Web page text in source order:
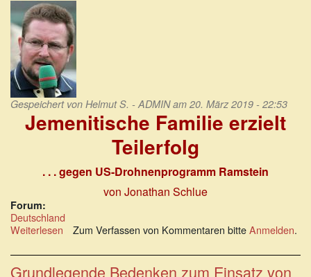
Gespeichert von Helmut S. - ADMINam 20. März 2019 - 22:53
Jemenitische Familie erzielt
Teilerfolg
. . . gegen US-Drohnenprogramm Ramstein
von Jonathan Schlue
Forum:
Deutschland
Weiterlesen über
Familie
erzielt
Zum Verfassen von Kommentaren bitteAnmelden.
Grundlegende Bedenken zum Einsatz von